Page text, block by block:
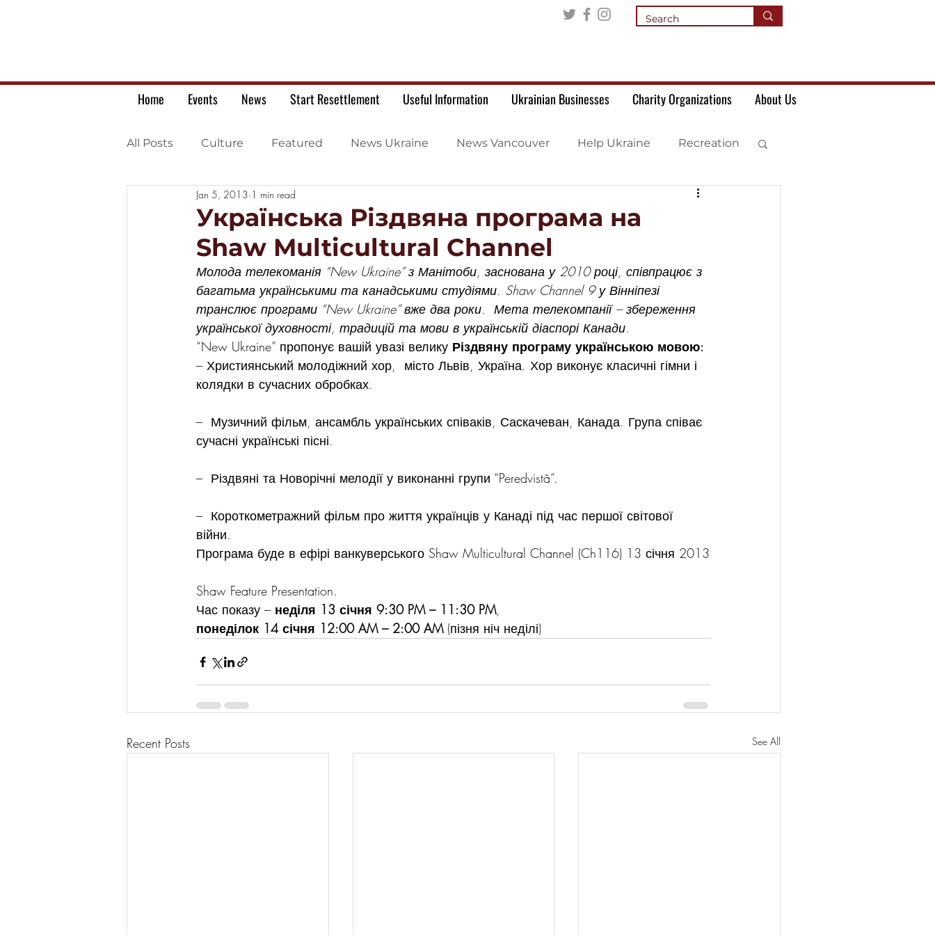
Home Events News Start Resettlement Useful Information Ukrainian Businesses Charity Organizations About Us
All Posts Culture Featured News Ukraine News Vancouver Help Ukraine Recreation
Ukrainian war letters
Українська Різдвяна програма на
Shaw Multicultural Channel
Jan 5, 2013 1 min read
Молода телекоманія “New Ukraine” з Манітоби, заснована у 2010 році, співпрацює з
багатьма українськими та канадськими студіями. Shaw Channel 9 у Вінніпезі
транслює програми “New Ukraine” вже два роки.  Мета телекомпанії – збереження
української духовності, традицій та мови в українській діаспорі Канади.
“New Ukraine” пропонує вашій увазі велику Різдвяну програму українською мовою:
– Християнський молодіжний хор,  місто Львів, Україна. Хор виконує класичні гімни і
колядки в сучасних обробках.
–  Музичний фільм, ансамбль українських співаків, Саскачеван, Канада. Група співає
сучасні українські пісні.
–  Різдвяні та Новорічні мелодії у виконанні групи “Peredvistâ”.
–  Короткометражний фільм про життя українців у Канаді під час першої світової
війни.
Програма буде в ефірі ванкуверського Shaw Multicultural Channel (Ch116) 13 січня 2013
Shaw Feature Presentation.
Час показу – неділя 13 січня 9:30 PM – 11:30 PM,
понеділок 14 січня 12:00 AM – 2:00 AM (пізня ніч неділі)
Recent Posts See All